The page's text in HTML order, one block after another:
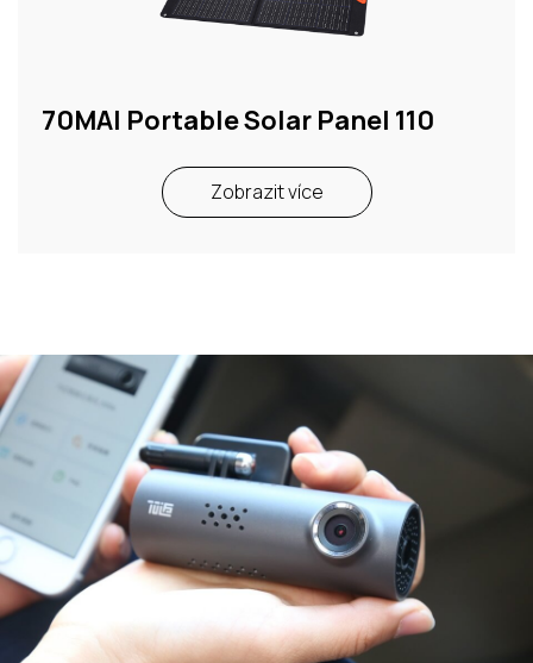
70MAI Portable Solar Panel 110
Zobrazit více